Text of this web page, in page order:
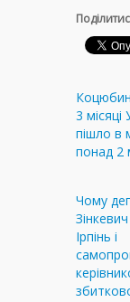
3
пішло в
понад 2
Чому
Ірпінь і